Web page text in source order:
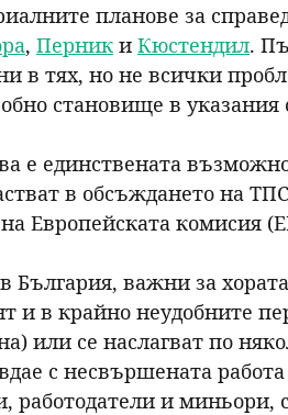
планове за
, Перник и Кюстендил.
в тях, но не всички
становище в указания
е единствената
в обсъждането на
Европейската комисия
България, важни за
и в крайно неудобните
или се наслагват по
с несвършената
работодатели и миньори,